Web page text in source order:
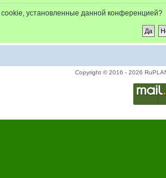
cookie, установленные данной конференцией?
Copyright © 2016 - 2026